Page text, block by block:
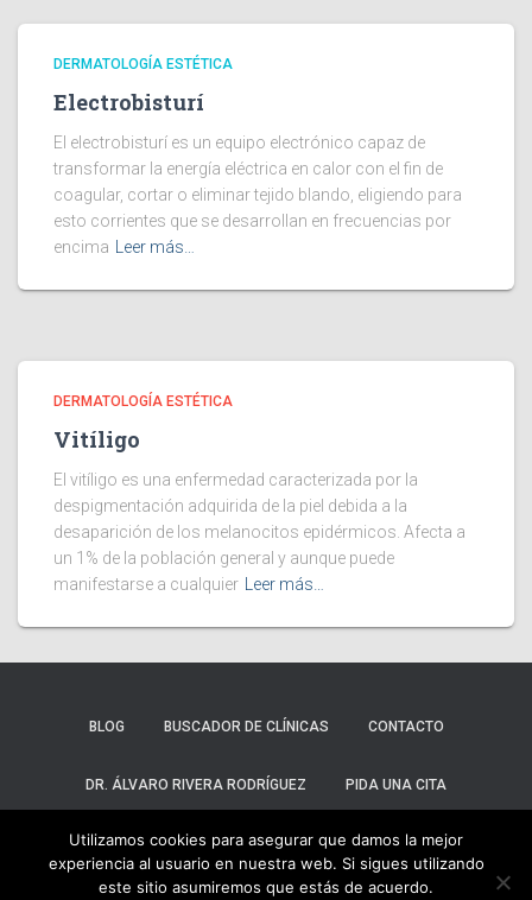
DERMATOLOGÍA ESTÉTICA
Electrobisturí
El electrobisturí es un equipo electrónico capaz de
transformar la energía eléctrica en calor con el fin de
coagular, cortar o eliminar tejido blando, eligiendo para
esto corrientes que se desarrollan en frecuencias por
encima
Leer más…
DERMATOLOGÍA ESTÉTICA
Vitíligo
El vitíligo es una enfermedad caracterizada por la
despigmentación adquirida de la piel debida a la
desaparición de los melanocitos epidérmicos. Afecta a
un 1% de la población general y aunque puede
manifestarse a cualquier
Leer más…
BLOG BUSCADOR DE CLÍNICAS CONTACTO
DR. ÁLVARO RIVERA RODRÍGUEZ PIDA UNA CITA
POLÍTICA DE PRIVACIDAD
Utilizamos cookies para asegurar que damos la mejor
experiencia al usuario en nuestra web. Si sigues utilizando
este sitio asumiremos que estás de acuerdo.